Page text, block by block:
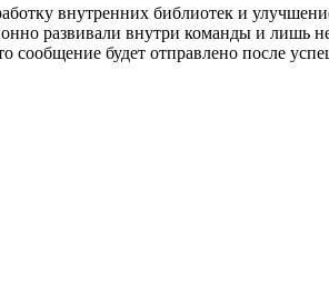
внутренних библиотек и
развивали внутри команды и лишь
будет отправлено после